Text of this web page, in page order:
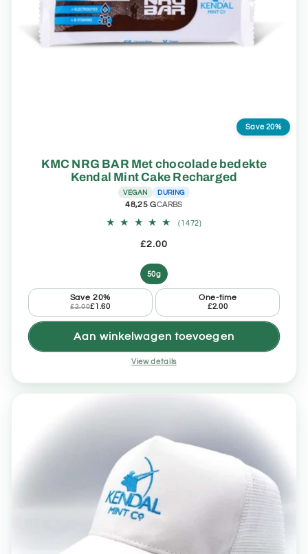
Save 20%
KMC NRG BAR Met chocolade bedekte
Kendal Mint Cake Recharged
VEGAN DURING
48,25 GCARBS
(1472)1472
£2.00
50g
Save 20%
£2.00£1.60
One-time
£2.00
Aan winkelwagen toevoegen
View details